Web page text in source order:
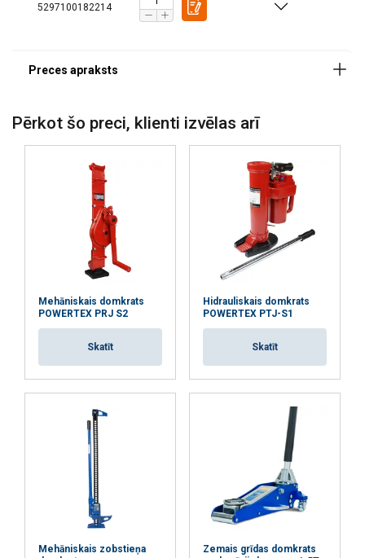
5297100182214
Pērkot šo preci, klienti izvēlas arī
Mehāniskais domkrats
POWERTEX PRJ S2
Skatīt
Hidrauliskais domkrats
POWERTEX PTJ-S1
Skatīt
Mehāniskais zobstieņa
Zemais grīdas domkrats
LATVIAN
ENGLISH TRANSLATION
Šajā tīmekļa vietnē tiek
izmantoti sīkfaili
Mēs izmantojam sīkfailus, lai